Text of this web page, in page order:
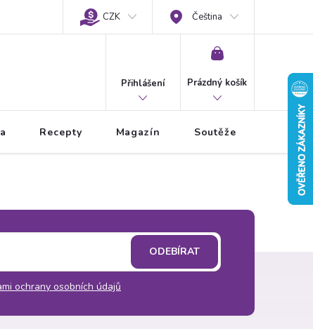
CZK Čeština
Přihlášení
NÁKUPNÍ
Prázdný košík
Recepty Magazín Soutěže
ochrany osobních údajů
ODEBÍRAT